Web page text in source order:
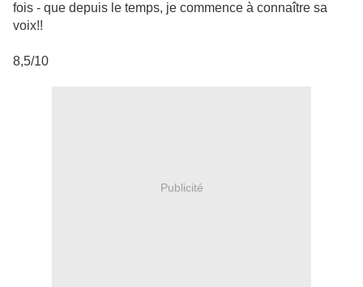
fois - que depuis le temps, je commence à connaître sa
voix!!
8,5/10
Publicité